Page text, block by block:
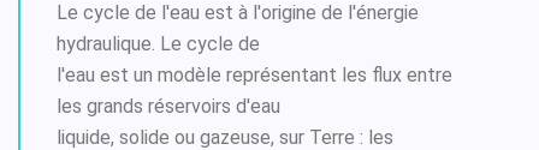
Le cycle de l'eau est à l'origine de l'énergie
hydraulique. Le cycle de
l'eau est un modèle représentant les flux entre
les grands réservoirs d'eau
liquide, solide ou gazeuse, sur Terre : les